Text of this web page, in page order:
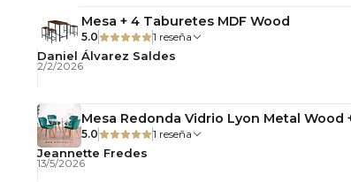
Mesa + 4 Taburetes MDF Wood
5.0 1 reseña
Daniel Álvarez Saldes
2/2/2026
Mesa Redonda Vidrio Lyon Metal
5.0 1 reseña
Jeannette Fredes
13/5/2026